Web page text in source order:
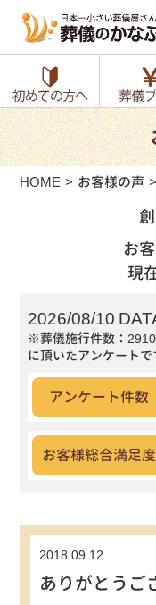
HOME お客様の声
お
現
2026/08/10
※葬儀施行件数：
に頂いたアンケートで
アンケート件数
お客様総合満足度
2018.09.12
ありがとうご